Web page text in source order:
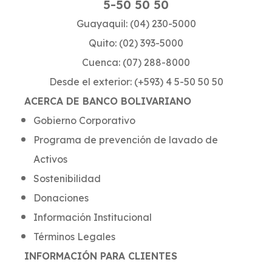
ACERCA DE BANCO BOLIVARIANO
Gobierno Corporativo
Programa de prevención de lavado de
Activos
Sostenibilidad
Donaciones
Información Institucional
Términos Legales
INFORMACIÓN PARA CLIENTES
5-50 50 50
Guayaquil: (04) 230-5000
Quito: (02) 393-5000
Cuenca: (07) 288-8000
Desde el exterior: (+593) 4 5-50 50 50